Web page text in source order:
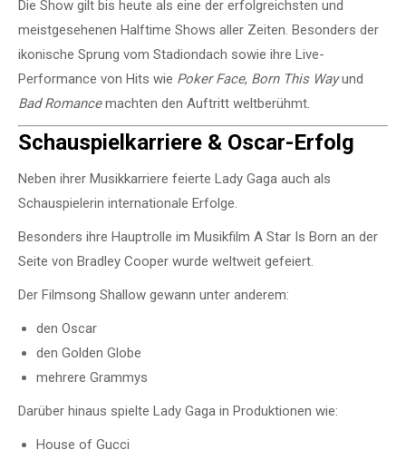
Die Show gilt bis heute als eine der erfolgreichsten und
meistgesehenen Halftime Shows aller Zeiten. Besonders der
ikonische Sprung vom Stadiondach sowie ihre Live-
Performance von Hits wie Poker Face, Born This Wayund
Bad Romancemachten den Auftritt weltberühmt.
Schauspielkarriere & Oscar-Erfolg
Neben ihrer Musikkarriere feierte Lady Gaga auch als
Schauspielerin internationale Erfolge.
Besonders ihre Hauptrolle im Musikfilm A Star Is Born an der
Seite von Bradley Cooper wurde weltweit gefeiert.
Der Filmsong Shallow gewann unter anderem:
den Oscar
den Golden Globe
mehrere Grammys
Darüber hinaus spielte Lady Gaga in Produktionen wie:
House of Gucci